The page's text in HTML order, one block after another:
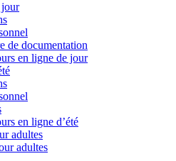
jour
de documentation
en ligne de jour
en ligne d’été
adultes
adultes